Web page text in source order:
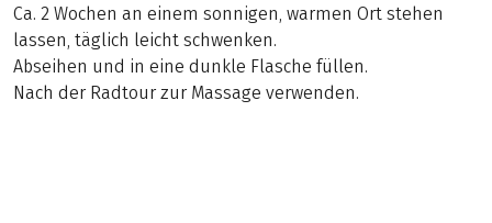
Ca. 2 Wochen an einem sonnigen, warmen Ort stehen
lassen, täglich leicht schwenken.
Abseihen und in eine dunkle Flasche füllen.
Nach der Radtour zur Massage verwenden.